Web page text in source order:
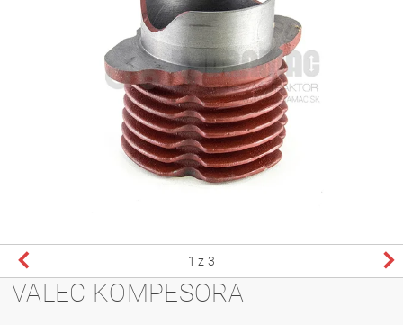
1 z 3
VALEC KOMPESORA